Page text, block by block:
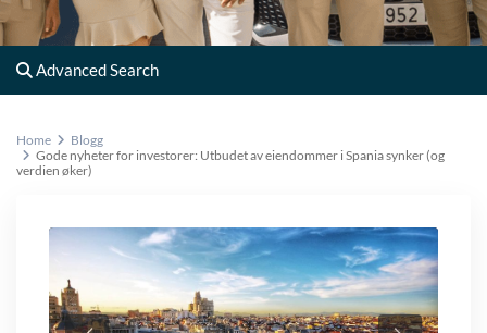
Advanced Search
Home
Blogg
Gode nyheter for investorer: Utbudet av eiendommer i Spania synker (og
verdien øker)